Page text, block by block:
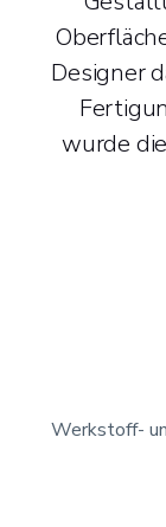
Designer
wurde
Werkstoff-